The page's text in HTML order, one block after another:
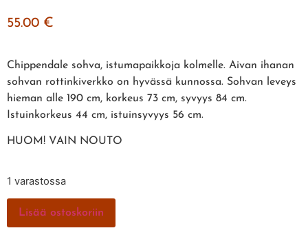
55.00 €
Chippendale sohva, istumapaikkoja kolmelle. Aivan ihanan
sohvan rottinkiverkko on hyvässä kunnossa. Sohvan leveys
hieman alle 190 cm, korkeus 73 cm, syvyys 84 cm.
Istuinkorkeus 44 cm, istuinsyvyys 56 cm.
HUOM! VAIN NOUTO
1 varastossa
Lisää ostoskoriin